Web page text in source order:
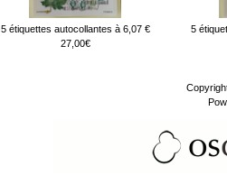
5 étiquettes autocollantes à 6,07 €
27,00€
5